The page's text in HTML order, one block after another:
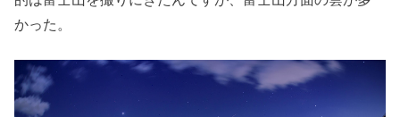
かった。